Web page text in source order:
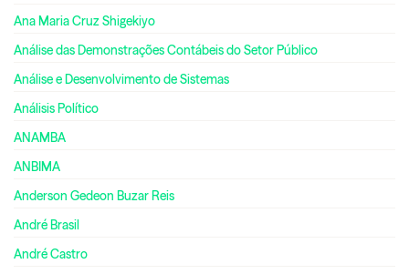
Ana Maria Cruz Shigekiyo
Análise das Demonstrações Contábeis do Setor Público
Análise e Desenvolvimento de Sistemas
Análisis Político
ANAMBA
ANBIMA
Anderson Gedeon Buzar Reis
André Brasil
André Castro